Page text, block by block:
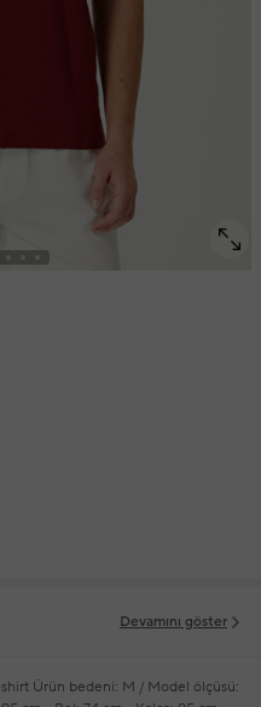
Devamını göster
shirt Ürün bedeni: M / Model ölçüsü: